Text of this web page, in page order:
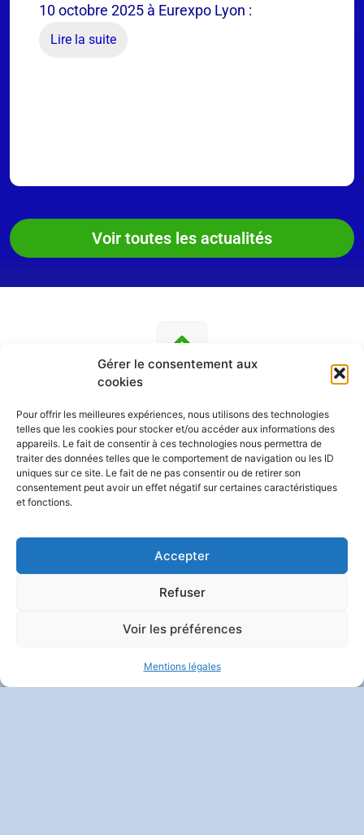
Gérer le consentement aux
cookies
Pour offrir les meilleures expériences, nous utilisons des technologies
telles que les cookies pour stocker et/ou accéder aux informations des
appareils. Le fait de consentir à ces technologies nous permettra de
traiter des données telles que le comportement de navigation ou les ID
uniques sur ce site. Le fait de ne pas consentir ou de retirer son
consentement peut avoir un effet négatif sur certaines caractéristiques
et fonctions.
Accepter
Refuser
Voir les préférences
Mentions légales
10 octobre 2025 à Eurexpo Lyon :
Lire la suite
Voir toutes les actualités
SUIVEZ-NOUS
Et Vie Privée| Crédits :Codixis